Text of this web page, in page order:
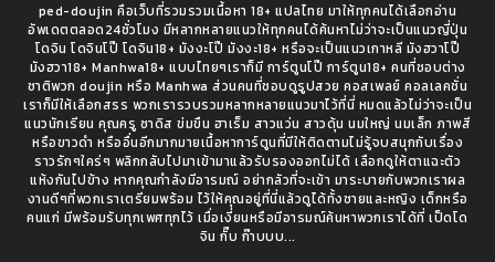
ped-doujin คือเว็บที่รวมรวมเนื้อหา 18+ แปลไทย มาให้ทุกคนได้เลือกอ่าน
อัพเดตตลอด24ชั่วโมง มีหลากหลายแนวให้ทุกคนได้ค้นหาไม่ว่าจะเป็นแนวญี่ปุ่น
โดจิน โดจินโป๊ โดจิน18+ มังงะโป๊ มังงะ18+ หรือจะเป็นแนวเกาหลี มังฮวาโป๊
มังฮวา18+ Manhwa18+ แบบไทยๆเราก็มี การ์ตูนโป๊ การ์ตูน18+ คนที่ชอบต่าง
ชาติพวก doujin หรือ Manhwa ส่วนคนที่ชอบดูรูปสวย คอสเพลย์ คอลเลคชั่น
เราก็มีให้เลือกสรร พวกเรารวบรวมหลากหลายแนวมาไว้ที่นี่ หมดแล้วไม่ว่าจะเป็น
แนวนักเรียน คุณครู ซาดิส ข่มขืน ฮาเร็ม สาวแว่น สาวดุ้น นมใหญ่ นมเล็ก ภาพสี
หรือขาวดำ หรืออื่นอีกมากมายเนื้อหาการ์ตูนที่มีให้ติดตามไม่รู้จบสนุกกับเรื่อง
ราวรักๆใคร่ๆ พลิกกลับไปมาเข้ามาแล้วรับรองออกไม่ได้ เลือกดูให้ตาแฉะตัว
แห้งกันไปข้าง หากคุณกำลังมีอารมณ์ อย่ากลัวที่จะเข้า มาระบายกับพวกเราผล
งานดีๆที่พวกเราเตรียมพร้อม ไว้ให้คุณอยู่ที่นี่แล้วดูได้ทั้งชายและหญิง เด็กหรือ
คนแก่ มีพร้อมรับทุกเพศทุกไว้ เมื่อเงี่ยนหรือมีอารมณ์ค้นหาพวกเราได้ที่ เป็ดโด
จิน กั๊บ ก๊าบบบ...